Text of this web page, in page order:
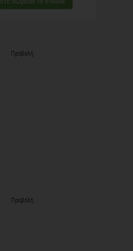
Προβολή
Προβολή